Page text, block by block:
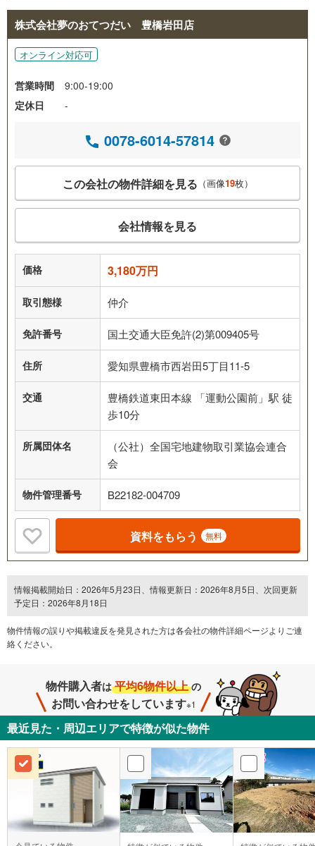
株式会社夢のおてつだい 豊橋岩田店
オンライン対応可
営業時間
9:00-19:00
定休日
-
0078-6014-57814
この会社の物件詳細を見る （画像19枚）
会社情報を見る
価格 3,180万円
取引態様 仲介
免許番号 国土交通大臣免許(2)第009405号
住所 愛知県豊橋市西岩田5丁目11-5
交通
豊橋鉄道東田本線 「運動公園前」駅 徒
歩10分
所属団体名
（公社）全国宅地建物取引業協会連合
会
物件管理番号 B22182-004709
資料をもらう 無料
情報掲載開始日：2026年5月23日、情報更新日：2026年8月5日、次回更新
予定日：2026年8月18日
物件情報の誤りや掲載違反を発⾒された方は各会社の物件詳細ページよりご連
絡ください。
物件購入者は 平均6物件以上 の
お問い合わせをしています※1
最近見た・周辺エリアで特徴が似た物件